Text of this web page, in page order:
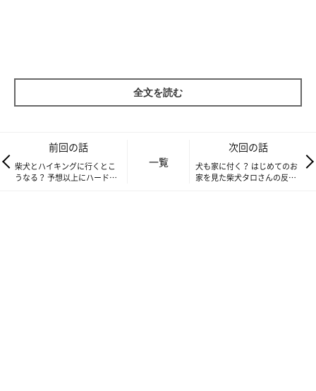
全文を読む
前回の話
柴犬とハイキングに行くとこ
うなる？ 予想以上にハードな
一覧
次回の話
犬も家に付く？ はじめてのお
家を見た柴犬タロさんの反応|